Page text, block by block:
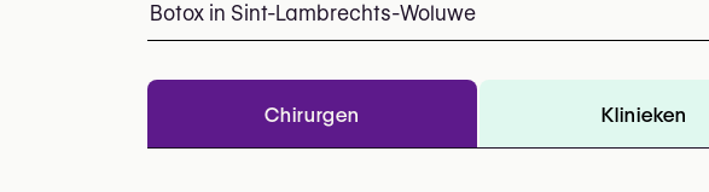
Botox in Sint-Lambrechts-Woluwe
Chirurgen Klinieken